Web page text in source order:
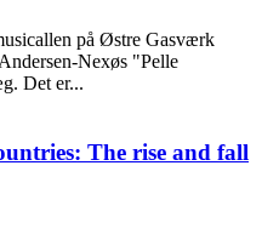
på Østre Gasværk
Nexøs "Pelle
Det er...
The rise and fall